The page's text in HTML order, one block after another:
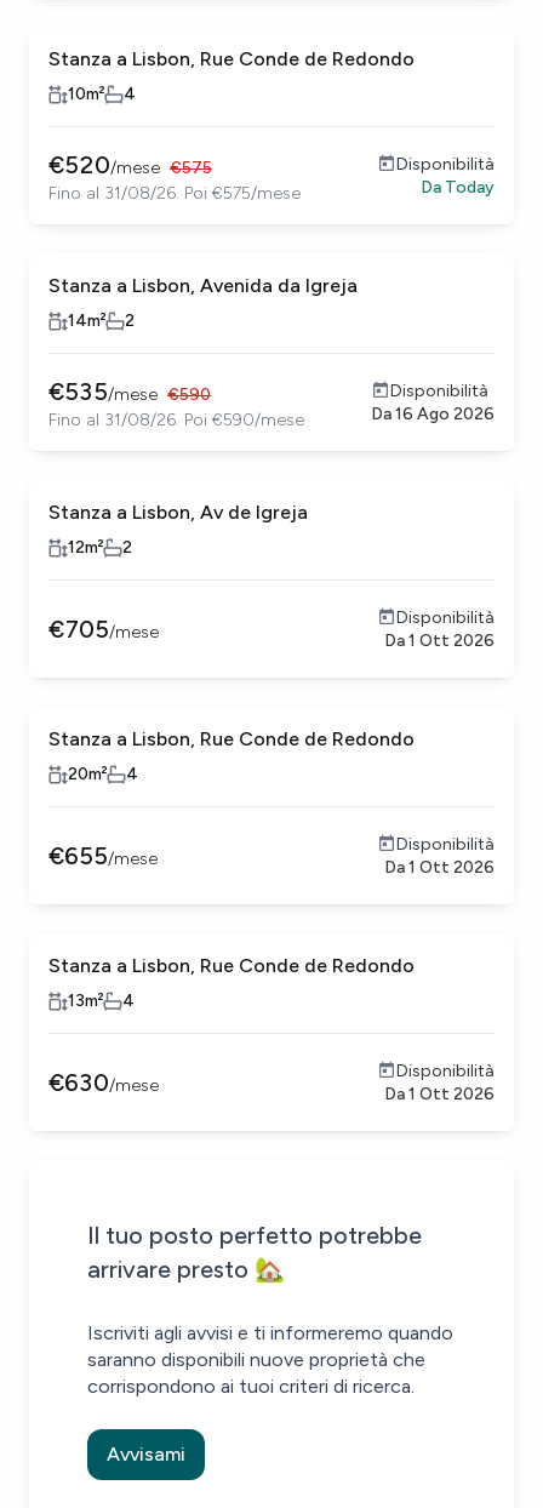
Stanza a Lisbon, Rue Conde de Redondo
10m² 4
€520/mese €575
Fino al 31/08/26. Poi €575/mese
Disponibilità
Da Today
Stanza a Lisbon, Avenida da Igreja
14m² 2
€535/mese €590
Fino al 31/08/26. Poi €590/mese
Disponibilità
Da16 Ago 2026
Stanza a Lisbon, Av de Igreja
12m² 2
€705/mese
Disponibilità
Da1 Ott 2026
Stanza a Lisbon, Rue Conde de Redondo
20m² 4
€655/mese
Disponibilità
Da1 Ott 2026
Stanza a Lisbon, Rue Conde de Redondo
13m² 4
€630/mese
Disponibilità
Da1 Ott 2026
Il tuo posto perfetto potrebbe
arrivare presto 🏡
Iscriviti agli avvisi e ti informeremo quando
saranno disponibili nuove proprietà che
corrispondono ai tuoi criteri di ricerca.
Avvisami
House alert
Sii il primo a sapere quando ci sono nuove proprietà che
House alert
Alert inviato!